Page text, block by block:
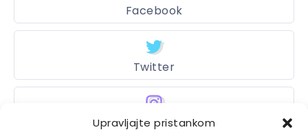
Upravljajte pristankom
Facebook
Twitter
Instagram